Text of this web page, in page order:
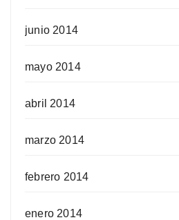
junio 2014
mayo 2014
abril 2014
marzo 2014
febrero 2014
enero 2014